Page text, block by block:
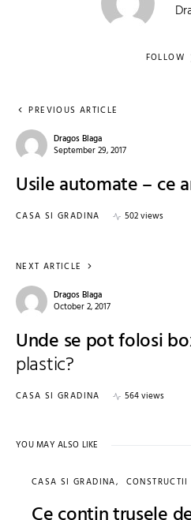
FOLLOW
PREVIOUS ARTICLE
Dragos Blaga
September 29, 2017
Usile automate – ce
CASA SI GRADINA 502 views
NEXT ARTICLE
Dragos Blaga
October 2, 2017
Unde se pot folosi
plastic?
CASA SI GRADINA 564 views
YOU MAY ALSO LIKE
CASA SI GRADINA CONSTRUCTII